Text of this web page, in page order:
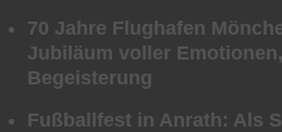
70 Jahre Flughafen
Jubiläum voller
Begeisterung
Fußballfest in Anrath: Als